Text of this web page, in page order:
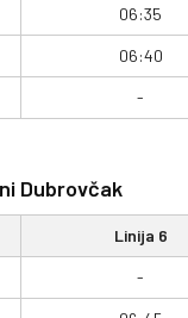
06:35
06:40
-
Dubrovčak
Linija 6
-